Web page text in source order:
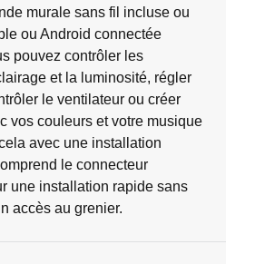
murale sans fil incluse ou
ou Android connectée
pouvez contrôler les
et la luminosité, régler
le ventilateur ou créer
vos couleurs et votre musique
avec une installation
le connecteur
une installation rapide sans
accès au grenier.